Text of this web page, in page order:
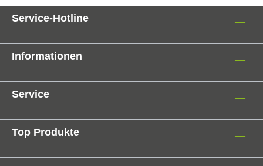
Service-Hotline
Informationen
Service
Top Produkte